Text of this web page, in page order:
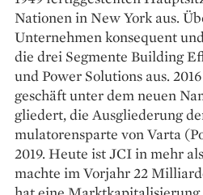
Nationen in New York aus.
Unternehmen konsequent
die drei Segmente Building
und Power Solutions aus.
geschäft unter dem neuen
gliedert, die Ausgliederung
mulatorensparte von Varta
2019. Heute ist JCI in mehr
machte im Vorjahr 22